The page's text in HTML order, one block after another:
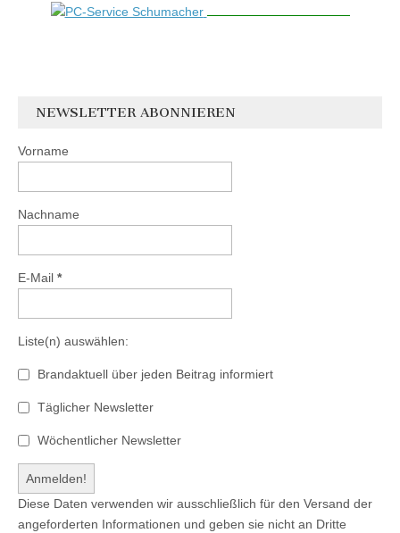
NEWSLETTER ABONNIEREN
Vorname
Nachname
E-Mail *
Liste(n) auswählen:
Brandaktuell über jeden Beitrag informiert
Täglicher Newsletter
Wöchentlicher Newsletter
Diese Daten verwenden wir ausschließlich für den Versand der
angeforderten Informationen und geben sie nicht an Dritte